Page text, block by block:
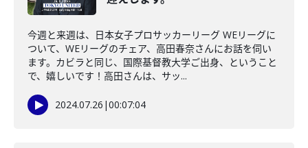
今週と来週は、日本女子プロサッカーリーグ WEリーグに
ついて、WEリーグのチェア、高田春奈さんにお話を伺い
ます。カビラと同じ、国際基督教大学ご出身、ということ
で、嬉しいです！高田さんは、サッ...
2024.07.26 |00:07:04